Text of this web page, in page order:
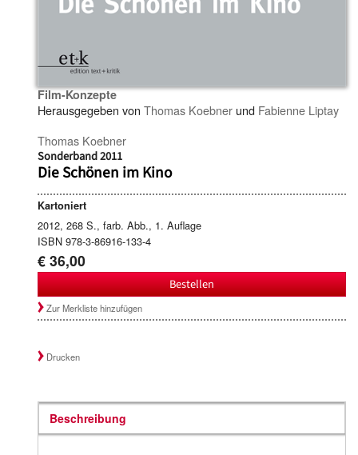
Film-Konzepte
Herausgegeben von Thomas Koebner und Fabienne Liptay
Thomas Koebner
Sonderband 2011
Die Schönen im Kino
Kartoniert
2012, 268 S., farb. Abb., 1. Auflage
ISBN 978-3-86916-133-4
€ 36,00
Bestellen
Zur Merkliste hinzufügen
Drucken
Beschreibung